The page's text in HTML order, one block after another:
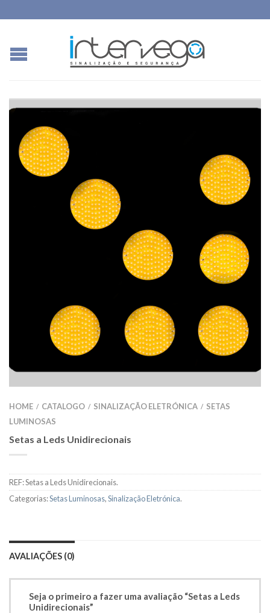
HOME / CATALOGO / SINALIZAÇÃO ELETRÓNICA / SETAS
LUMINOSAS
Setas a Leds Unidirecionais
REF:Setas a Leds Unidirecionais.
Categorias:Setas Luminosas,Sinalização Eletrónica.
AVALIAÇÕES (0)
Seja o primeiro a fazer uma avaliação “Setas a Leds
Unidirecionais”